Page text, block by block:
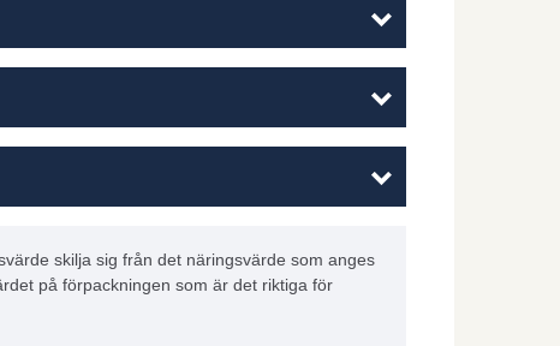
skilja sig från det näringsvärde som anges
på förpackningen som är det riktiga för